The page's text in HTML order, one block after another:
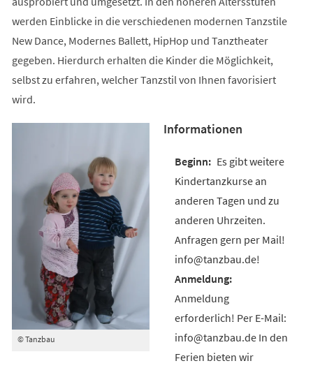
werden Einblicke in die verschiedenen modernen Tanzstile
New Dance, Modernes Ballett, HipHop und Tanztheater
gegeben. Hierdurch erhalten die Kinder die Möglichkeit,
selbst zu erfahren, welcher Tanzstil von Ihnen favorisiert
wird.
© Tanzbau
Informationen
Es gibt weitere
Kindertanzkurse an
anderen Tagen und zu
anderen Uhrzeiten.
Anfragen gern per Mail!
info@tanzbau.de!
Anmeldung
erforderlich! Per E-Mail:
info@tanzbau.de In den
Ferien bieten wir